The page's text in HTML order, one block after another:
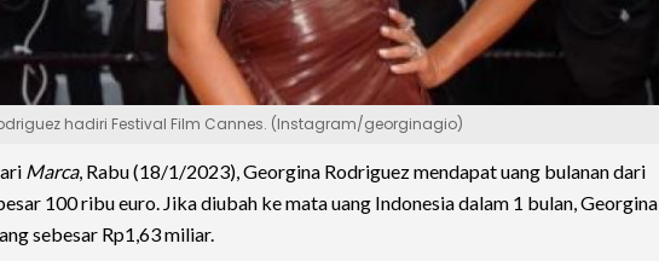
hadiri Festival Film Cannes. (Instagram/georginagio)
Marca, Rabu (18/1/2023), Georgina Rodriguez mendapat uang bulanan dari
100 ribu euro. Jika diubah ke mata uang Indonesia dalam 1 bulan, Georgina
sebesar Rp1,63 miliar.